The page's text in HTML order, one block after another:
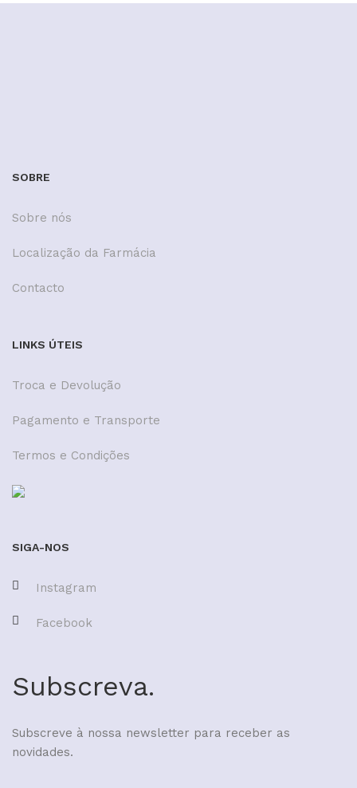
SOBRE
Sobre nós
Localização da Farmácia
Contacto
LINKS ÚTEIS
Troca e Devolução
Pagamento e Transporte
Termos e Condições
SIGA-NOS
Instagram
Facebook
Subscreva.
Subscreve à nossa newsletter para receber as
novidades.